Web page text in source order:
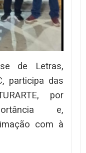
de Letras,
participa das
por
e,
com à